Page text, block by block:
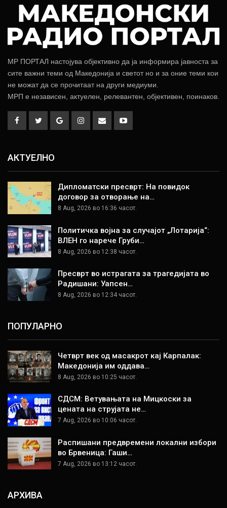
МР ПОРТАЛ настојува објективно да ја информира јавноста за
сите важни теми од Македонија и светот но и за оние теми кои
не можат да се прочитаат на други медиуми.
МРП е независен, актуелен, релевантен, објективен, поинаков.
АКТУЕЛНО
Дипломатски пресврт: На повидок
договор за отворање на…
8 Aug, 2026 во 16:36 часот.
Политичка војна за случајот „Лотарија“:
ВЛЕН го нарече Груби…
8 Aug, 2026 во 12:38 часот.
Пресврт во истрагата за трагедијата во
Радишани: Уапсен…
8 Aug, 2026 во 12:34 часот.
ПОПУЛАРНО
Четврт век од масакрот кај Карпалак:
Македонија им оддава…
8 Aug, 2026 во 10:25 часот.
СДСМ: Ветувањата на Мицкоски за
цената на струјата не…
7 Aug, 2026 во 10:06 часот.
Распишани предвремени локални избори
во Брвеница: Гаши…
7 Aug, 2026 во 13:12 часот.
АРХИВА